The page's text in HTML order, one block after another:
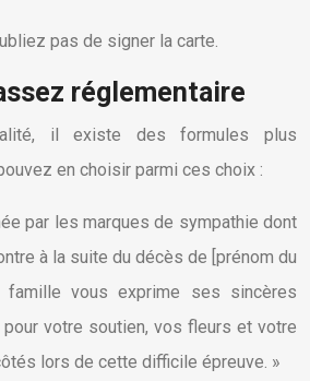
pas de signer la carte.
réglementaire
il existe des formules plus
en choisir parmi ces choix :
par les marques de sympathie dont
à la suite du décès de [prénom du
famille vous exprime ses sincères
votre soutien, vos fleurs et votre
lors de cette difficile épreuve. »